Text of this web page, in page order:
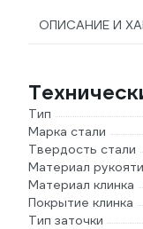
ОПИСАНИЕ И
Тип
Марка стали
Твердость стали
Материал рукояти
Материал клинка
Покрытие клинка
Тип заточки